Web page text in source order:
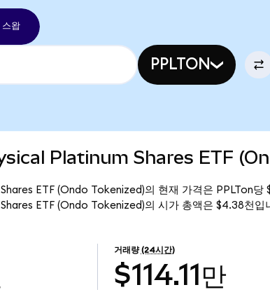
스왑
PPLTON
Platinum Shares ETF
ETF (Ondo Tokenized)의 현재 가격은 PPLTon당
ETF (Ondo Tokenized)의 시가 총액은 $4.38천입
거래량 (24시간)
$114.11만